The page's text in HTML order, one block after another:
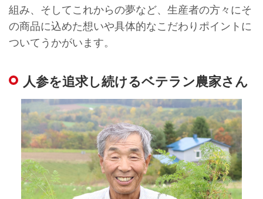
組み、そしてこれからの夢など、生産者の方々にそ
の商品に込めた想いや具体的なこだわりポイントに
ついてうかがいます。
人参を追求し続けるベテラン農家さん